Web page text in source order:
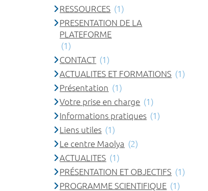
RESSOURCES (1)
PRESENTATION DE LA
PLATEFORME
(1)
CONTACT (1)
ACTUALITES ET FORMATIONS (1)
Présentation (1)
Votre prise en charge (1)
Informations pratiques (1)
Liens utiles (1)
Le centre Maolya (2)
ACTUALITES (1)
PRÉSENTATION ET OBJECTIFS (1)
PROGRAMME SCIENTIFIQUE (1)